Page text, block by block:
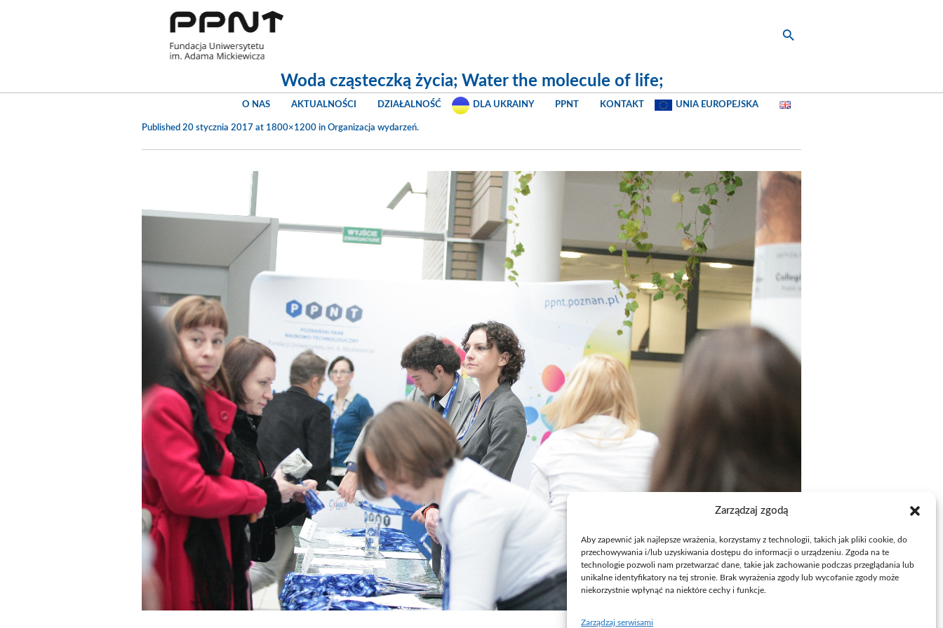
Zarządzaj zgodą
Aby zapewnić jak najlepsze wrażenia, korzystamy z technologii, takich jak pliki cookie, do
przechowywania i/lub uzyskiwania dostępu do informacji o urządzeniu. Zgoda na te
technologie pozwoli nam przetwarzać dane, takie jak zachowanie podczas przeglądania lub
unikalne identyfikatory na tej stronie. Brak wyrażenia zgody lub wycofanie zgody może
niekorzystnie wpłynąć na niektóre cechy i funkcje.
Zarządzaj serwisami
O NAS AKTUALNOŚCI DZIAŁALNOŚĆ DLA UKRAINY PPNT KONTAKT UNIA EUROPEJSKA
Woda cząsteczką życia; Water the molecule of life;
Published 20 stycznia 2017 at 1800×1200 in Organizacja wydarzeń.